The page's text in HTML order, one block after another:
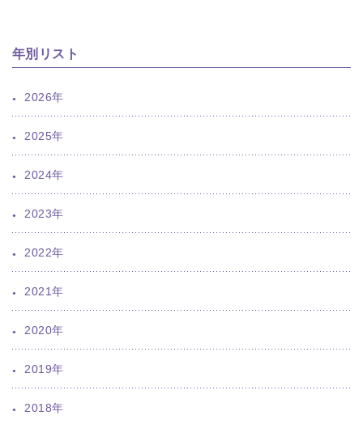
年別リスト
2026年
2025年
2024年
2023年
2022年
2021年
2020年
2019年
2018年